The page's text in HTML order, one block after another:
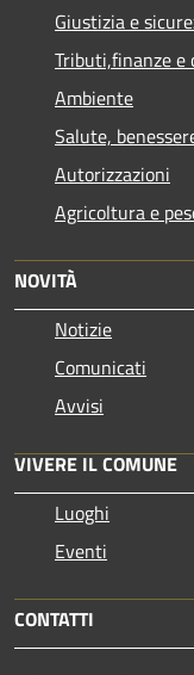
Giustizia e
Tributi,finanze e
Ambiente
Salute,
Autorizzazioni
Agricoltura e
NOVITÀ
Notizie
Comunicati
Avvisi
VIVERE IL COMUNE
Luoghi
Eventi
CONTATTI